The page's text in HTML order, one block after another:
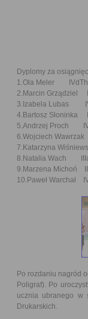
Dyplomy za
1.Ola Meler IVdTh
2.Marcin Grządziel
3.Izabela Lubas
4.Bartosz Słoninka
5.Andrzej Proch
6.Wojciech
7.Katarzyna
8.Natalia Wach
9.Marzena Michoń
10.Paweł Warchał
Po rozdaniu nagród
Poligraf). Po
ucznia ubranego w
Drukarskich.